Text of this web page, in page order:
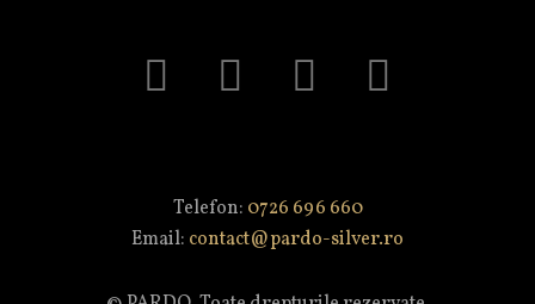
Telefon: 0726 696 660
Email: contact@pardo-silver.ro